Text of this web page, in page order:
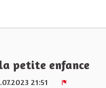
petite enfance
21:51